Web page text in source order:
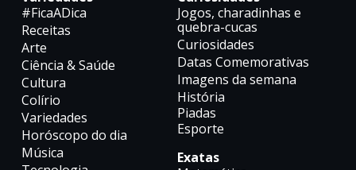
#FicaADica
Receitas
Arte
Ciência & Saúde
Cultura
Colírio
Variedades
Horóscopo do dia
Música
Jogos, charadinhas e
quebra-cucas
Curiosidades
Datas Comemorativas
Imagens da semana
História
Piadas
Esporte
Exatas